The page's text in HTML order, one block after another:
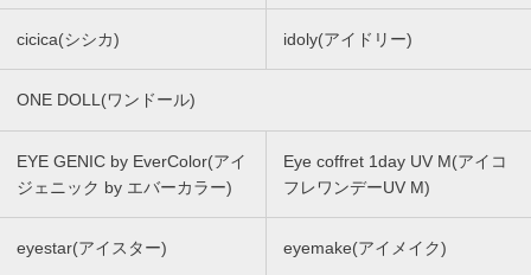
cicica(シシカ) idoly(アイドリー)
ONE DOLL(ワンドール)
EYE GENIC by EverColor(アイ
ジェニック by エバーカラー)
Eye coffret 1day UV M(アイコ
フレワンデーUV M)
eyestar(アイスター) eyemake(アイメイク)